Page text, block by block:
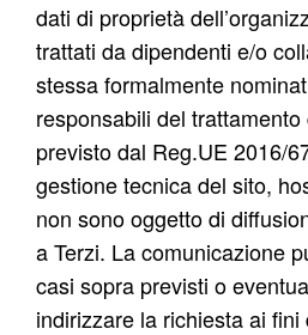
dati di proprietà
trattati da dipendenti e/o
stessa formalmente
responsabili del
previsto dal Reg.UE 2016/
gestione tecnica del sito,
non sono oggetto di
a Terzi. La comunicazione
casi sopra previsti o
indirizzare la richiesta ai